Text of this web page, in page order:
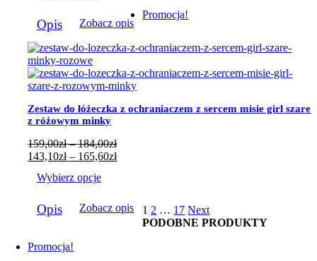
184,00zł
143,10zł
do
produkt
ma
wiele
wariantów.
Opcje
można
wybrać
na
stronie
produktu
Opis Zobacz opis
Promocja!
Zestaw do łóżeczka z ochraniaczem z sercem misie girl szare
z różowym minky
159,00zł – 184,00złZakres
cen:
184,00zł
143,10zł – 165,60złZakres
do
165,60zł
Wybierz opcje
produkt
wariantów.
Opis Zobacz opis 1 2 … 17 Next
PODOBNE PRODUKTY
Promocja!